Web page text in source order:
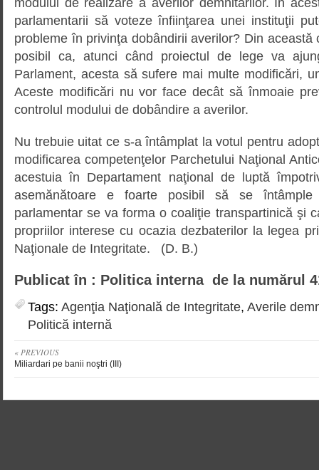
parlamentarii să voteze înfiinţarea unei instituţii
probleme în privinţa dobândirii averilor? Din această
posibil ca, atunci când proiectul de lege va
Parlament, acesta să sufere mai multe modificări,
Aceste modificări nu vor face decât să înmoaie
controlul modului de dobândire a averilor.
Nu trebuie uitat ce s-a întâmplat la votul pentru
modificarea competenţelor Parchetului Naţional
acestuia în Departament naţional de luptă
asemănătoare e foarte posibil să se
parlamentar se va forma o coaliţie transpartinică şi
propriilor interese cu ocazia dezbaterilor la legea
Naţionale de Integritate. (D. B.)
Publicat în : Politica interna de la numărul
Tags: Agenţia Naţională de Integritate, Averile
Politică internă
« PREVIOUS
Miliardari pe banii noştri (III)